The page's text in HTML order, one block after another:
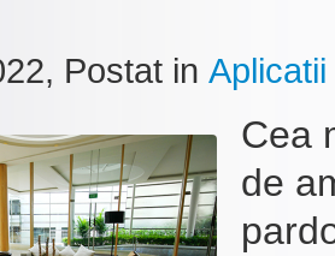
, Postat in Aplicatii
Cea
de